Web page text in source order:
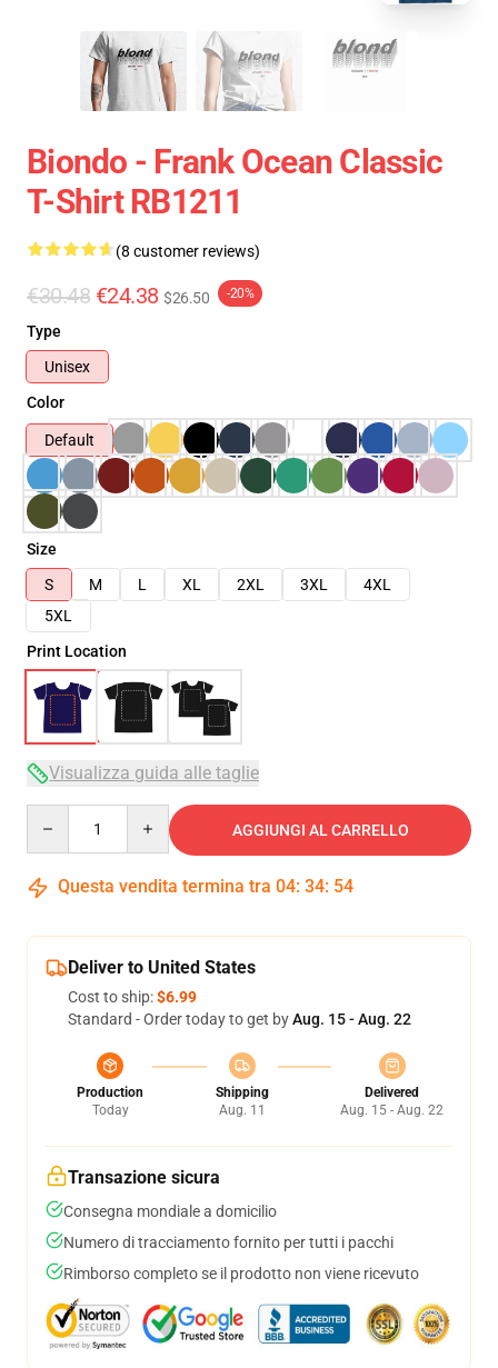
Biondo - Frank Ocean Classic
T-Shirt RB1211
(8 customer reviews)
€30.48 €24.38 $26.50 -20%
Type
Unisex
Color
Default
Size
S
M L XL 2XL 3XL
4XL
5XL
Print Location
Visualizza guida alle taglie
AGGIUNGI AL CARRELLO
Questa vendita termina tra 04: 34: 54
Deliver to United States
Cost to ship:$6.99
Standard - Order today to get byAug. 15 - Aug. 22
Production
Today
Shipping
Aug. 11
Delivered
Aug. 15 - Aug. 22
Transazione sicura
Consegna mondiale a domicilio
Numero di tracciamento fornito per tutti i pacchi
Rimborso completo se il prodotto non viene ricevuto